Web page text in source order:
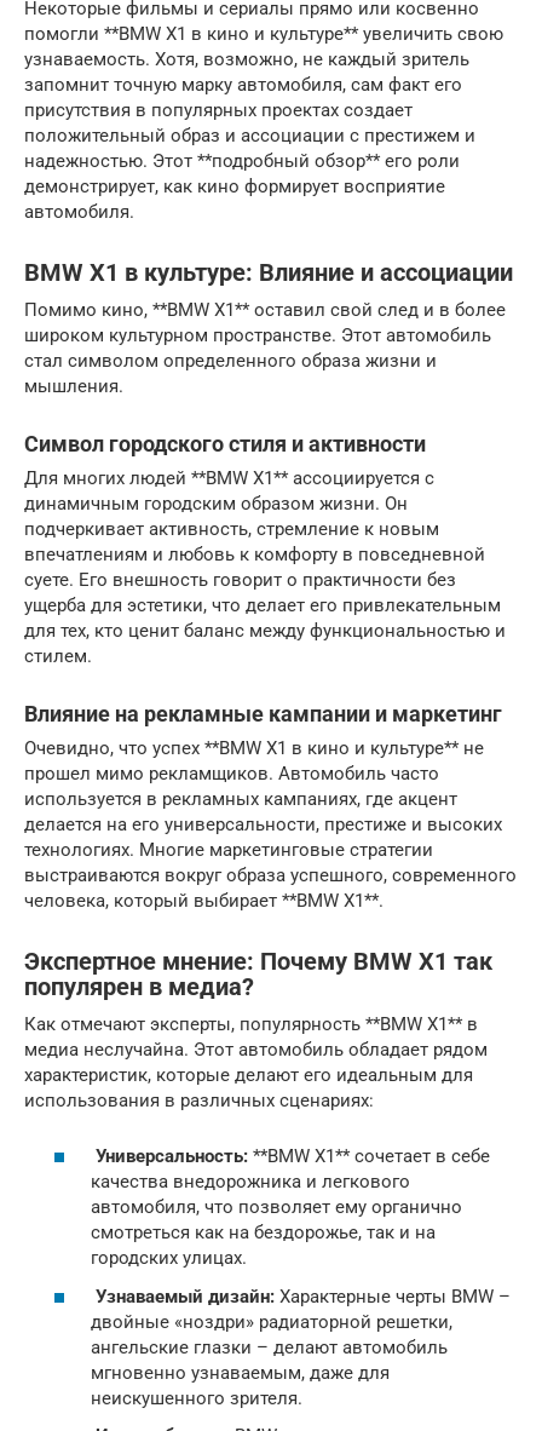
Некоторые фильмы и сериалы прямо или косвенно
помогли **BMW X1 в кино и культуре** увеличить свою
узнаваемость. Хотя, возможно, не каждый зритель
запомнит точную марку автомобиля, сам факт его
присутствия в популярных проектах создает
положительный образ и ассоциации с престижем и
надежностью. Этот **подробный обзор** его роли
демонстрирует, как кино формирует восприятие
автомобиля.
BMW X1 в культуре: Влияние и ассоциации
Помимо кино, **BMW X1** оставил свой след и в более
широком культурном пространстве. Этот автомобиль
стал символом определенного образа жизни и
мышления.
Символ городского стиля и активности
Для многих людей **BMW X1** ассоциируется с
динамичным городским образом жизни. Он
подчеркивает активность, стремление к новым
впечатлениям и любовь к комфорту в повседневной
суете. Его внешность говорит о практичности без
ущерба для эстетики, что делает его привлекательным
для тех, кто ценит баланс между функциональностью и
стилем.
Влияние на рекламные кампании и маркетинг
Очевидно, что успех **BMW X1 в кино и культуре** не
прошел мимо рекламщиков. Автомобиль часто
используется в рекламных кампаниях, где акцент
делается на его универсальности, престиже и высоких
технологиях. Многие маркетинговые стратегии
выстраиваются вокруг образа успешного, современного
человека, который выбирает **BMW X1**.
Экспертное мнение: Почему BMW X1 так
популярен в медиа?
Как отмечают эксперты, популярность **BMW X1** в
медиа неслучайна. Этот автомобиль обладает рядом
характеристик, которые делают его идеальным для
использования в различных сценариях:
Универсальность: **BMW X1** сочетает в себе
качества внедорожника и легкового
автомобиля, что позволяет ему органично
смотреться как на бездорожье, так и на
городских улицах.
Узнаваемый дизайн: Характерные черты BMW –
двойные «ноздри» радиаторной решетки,
ангельские глазки – делают автомобиль
мгновенно узнаваемым, даже для
неискушенного зрителя.